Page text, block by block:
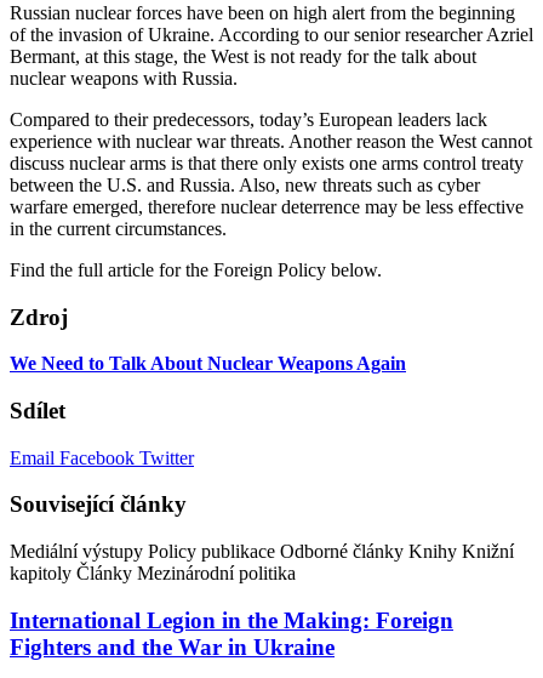
Russian nuclear forces have been on high alert from the beginning
of the invasion of Ukraine. According to our senior researcher Azriel
Bermant, at this stage, the West is not ready for the talk about
nuclear weapons with Russia.
Compared to their predecessors, today’s European leaders lack
experience with nuclear war threats. Another reason the West cannot
discuss nuclear arms is that there only exists one arms control treaty
between the U.S. and Russia. Also, new threats such as cyber
warfare emerged, therefore nuclear deterrence may be less effective
in the current circumstances.
Find the full article for the Foreign Policy below.
Zdroj
We Need to Talk About Nuclear Weapons Again
Sdílet
Email Facebook Twitter
Související články
Mediální výstupy Policy publikace Odborné články Knihy Knižní
kapitoly Články Mezinárodní politika
International Legion in the Making: Foreign
Fighters and the War in Ukraine